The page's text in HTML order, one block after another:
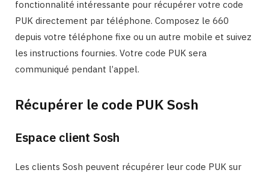
fonctionnalité intéressante pour récupérer votre code
PUK directement par téléphone. Composez le 660
depuis votre téléphone fixe ou un autre mobile et suivez
les instructions fournies. Votre code PUK sera
communiqué pendant l’appel.
Récupérer le code PUK Sosh
Espace client Sosh
Les clients Sosh peuvent récupérer leur code PUK sur